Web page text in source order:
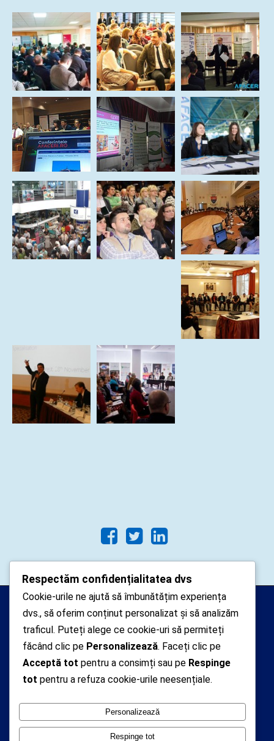
Arhipelago Interactive © 2010-
2024. Toate drepturile rezervate.
Datele cu caracter personal
colectate pe acest site sunt administrate de un
operator
Nationala de Supraveghere a Prelucrarii Datelor cu
Respectăm confidențialitatea dvs
Cookie-urile ne ajută să îmbunătățim experiența
dvs., să oferim conținut personalizat și să analizăm
traficul. Puteți alege ce cookie-uri să permiteți
făcând clic pe Personalizează. Faceți clic pe
Acceptă tot pentru a consimți sau pe Respinge
tot pentru a refuza cookie-urile neesențiale.
Personalizează
Respinge tot